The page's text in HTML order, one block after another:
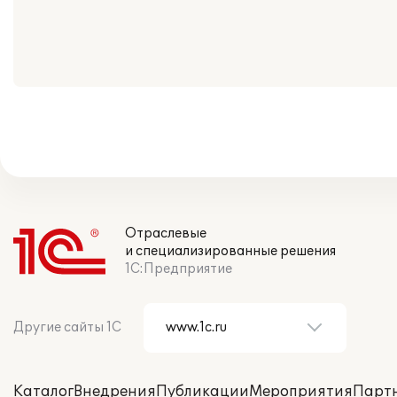
Отраслевые
и специализированные решения
1С:Предприятие
Другие сайты 1С
КаталогВнедренияПубликацииМероприятия